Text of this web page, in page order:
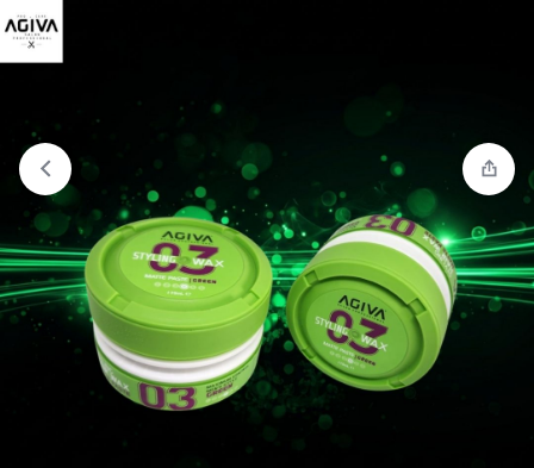
Comparar
ha sido añadido a la lista de comparación